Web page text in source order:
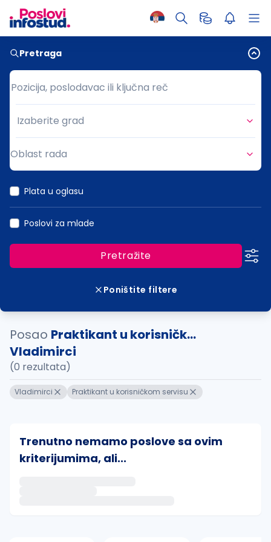
Pretraga
Pozicija, poslodavac ili ključna reč
Pozicija, poslodavac ili ključna reč
Grad
Izaberite grad
Oblast rada
Plata u oglasu
Poslovi za mlade
Pretražite
Poništite filtere
Posao Praktikant u korisničk...
Vladimirci
(0 rezultata)
Vladimirci Praktikant u korisničkom servisu
Trenutno nemamo poslove sa ovim
kriterijumima, ali...